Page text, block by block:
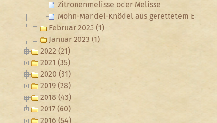
Zitronenmelisse oder Melisse
Mohn-Mandel-Knödel aus gerettetem Brot
Februar 2023 (1)
Januar 2023 (1)
2022 (21)
2021 (35)
2020 (31)
2019 (28)
2018 (43)
2017 (60)
2016 (54)